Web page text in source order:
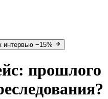
интервью −15%
прошлого